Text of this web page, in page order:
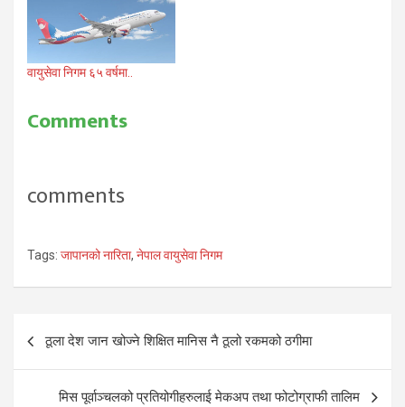
वायुसेवा निगम ६५ वर्षमा..
Comments
comments
Tags: जापानको नारिता, नेपाल वायुसेवा निगम
Post
navigation
ठूला देश जान खोज्ने शिक्षित मानिस नै ठूलो रकमको ठगीमा
मिस पूर्वाञ्चलको प्रतियोगीहरुलाई मेकअप तथा फोटोग्राफी तालिम